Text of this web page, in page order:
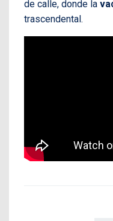
de calle, donde la
trascendental.